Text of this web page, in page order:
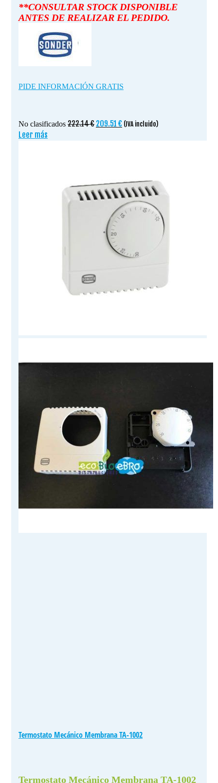
**CONSULTAR STOCK DISPONIBLE
ANTES DE REALIZAR EL PEDIDO.
PIDE INFORMACIÓN GRATIS
No clasificados 222.14€ El
209.51 € El
(IVA incluido)
Leer más
Termostato Mecánico Membrana TA-1002
Termostato Mecánico Membrana TA-1002